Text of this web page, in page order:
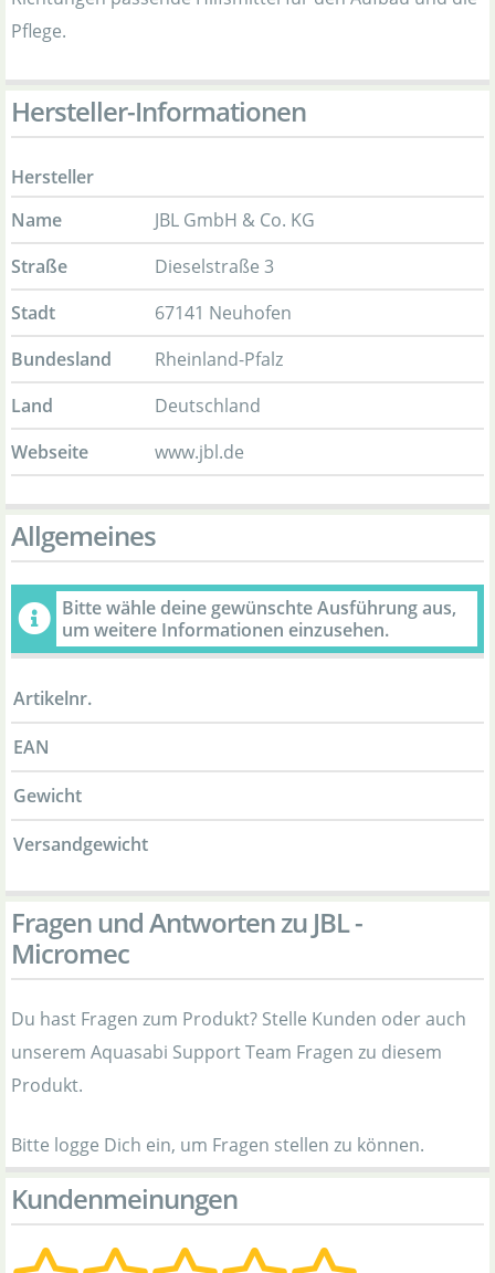
Pflege.
Hersteller-Informationen
Hersteller
Name
JBL GmbH & Co. KG
Straße
Dieselstraße 3
Stadt
67141 Neuhofen
Bundesland
Rheinland-Pfalz
Land
Deutschland
Webseite
www.jbl.de
Allgemeines
Bitte wähle deine gewünschte Ausführung aus,
um weitere Informationen einzusehen.
Artikelnr.
EAN
Gewicht
Versandgewicht
Fragen und Antworten zu JBL -
Micromec
Du hast Fragen zum Produkt? Stelle Kunden oder auch
unserem Aquasabi Support Team Fragen zu diesem
Produkt.
Bitte logge Dich ein, um Fragen stellen zu können.
Kundenmeinungen